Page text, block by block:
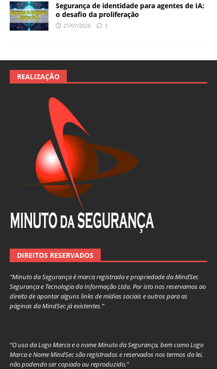
Segurança de identidade para agentes de IA:
o desafio da proliferação
21/07/2026 3
REALIZAÇÃO
DIREITOS RESERVADOS
“Minuto da Segurança é marca registrada e propriedade da MindSec
Segurança e Tecnologia da Informação Ltda. Por isto nos reservamos ao
direito de apontar alguns links de mídias sociais e outros para as
páginas da MindSec já existentes.”
“O uso da Logo Marca e o nome Minuto da Segurança, bem como Logo
Marca e Nome MindSec são registrados e reservados nos termos da lei,
não podendo ser copiado ou reproduzido.”